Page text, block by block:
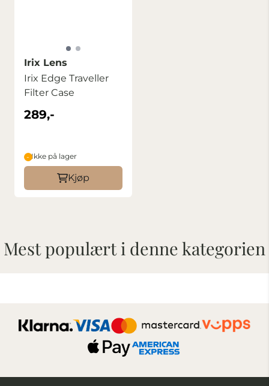
Irix Lens
Irix Edge Traveller
Filter Case
289,-
Ikke på lager
Kjøp
Mest populært i denne kategorien